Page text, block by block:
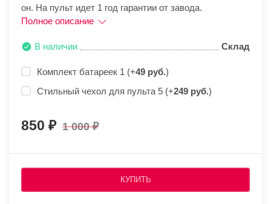
он. На пульт идет 1 год гарантии от завода.
Полное описание
В наличии Склад
Комплект батареек 1 (+49 руб.)
Стильный чехол для пульта 5 (+249 руб.)
850 1 000
КУПИТЬ